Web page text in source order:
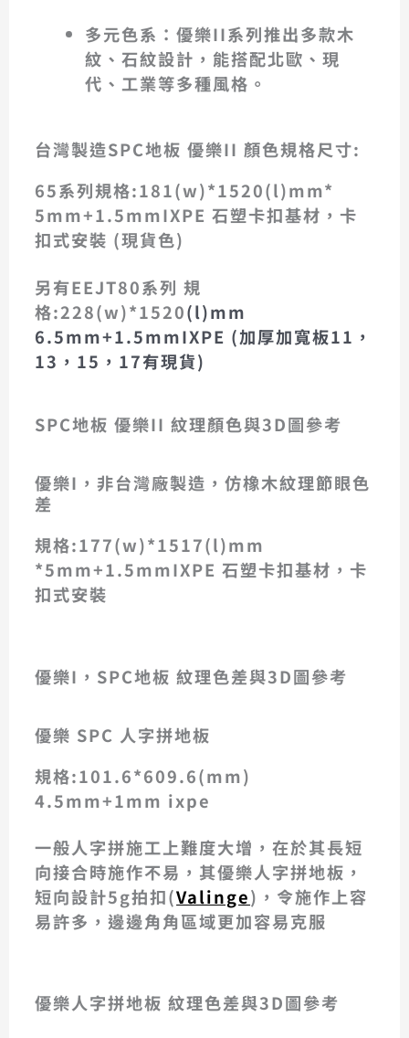
多元色系 ：優樂II系列推出多款木
紋、石紋設計，能搭配北歐、現
代、工業等多種風格。
台灣製造SPC地板 優樂II 顏色規格尺寸:
65系列規格:181(w)*1520(l)mm*
5mm+1.5mmIXPE 石塑卡扣基材，卡
扣式安裝 (現貨色)
另有EEJT80系列 規
格:228(w)*1520(l)mm
6.5mm+1.5mmIXPE (加厚加寬板11，
13，15，17有現貨)
SPC地板 優樂II 紋理顏色與3D圖參考
SPC石塑地板優樂II6511
SPC石塑地板優樂II6511-3D
SPC石塑地板優樂II6512
SPC石塑地板優樂II6512-3D
SPC石塑地板優樂II6513
SPC石塑地板優樂II6513-3D
SPC石塑地板優樂II6515
SPC石塑地板優樂II6515-3D
SPC石塑地板優樂II6516
SPC石塑地板優樂II6516-3D
SPC石塑地板優樂II6517
SPC石塑地板優樂II6517-3D
SPC石塑地板優樂II6518
SPC石塑地板優樂II6518-3D
優樂I，非台灣廠製造，仿橡木紋理節眼色
差
規格:177(w)*1517(l)mm
*5mm+1.5mmIXPE 石塑卡扣基材，卡
扣式安裝
優樂 SPC地板 6508 歐尼克
優樂 貝斯 6505
優樂 蒙特 6504
優樂 經典原木6507
優樂 6503里布
優樂 比利時 6501
優樂 奶油洗瑞 6506
優樂 維也納白橡6502
優樂I，SPC地板 紋理色差與3D圖參考
6503-3D
6503
6502-3D
6502
6501-3D
6501
6508-3D
6508
6507
6506-3D
6506
6505-3D
6505
6504-3D
6504
6510-3D
6510
優樂 SPC 人字拼地板
規格:101.6*609.6(mm)
4.5mm+1mm ixpe
一般人字拼施工上難度大增，在於其長短
向接合時施作不易，其優樂人字拼地板，
短向設計5g拍扣(Valinge)，令施作上容
易許多，邊邊角角區域更加容易克服
人字拼地板 精緻規格 5501
人字拼地板 精緻規格 5504
人字拼地板 精緻規格 5503
人字拼地板 精緻規格 5502
優樂人字拼地板 紋理色差與3D圖參考